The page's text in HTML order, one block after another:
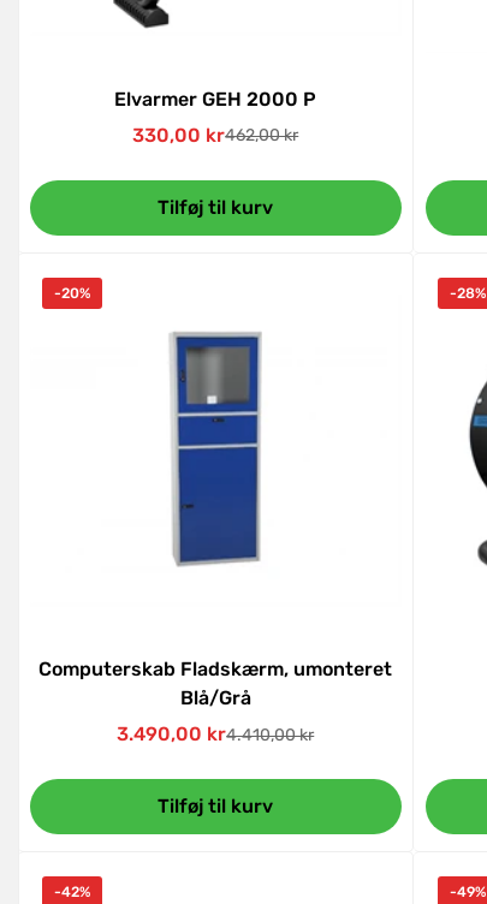
Elvarmer GEH 2000 P
Udsalgspris
330,00 krNormal
462,00 kr
Tilføj til kurv
-20%
Computerskab Fladskærm, umonteret
Blå/Grå
Udsalgspris
3.490,00 krNormal
4.410,00 kr
Tilføj til kurv
-28%
-42% -49%